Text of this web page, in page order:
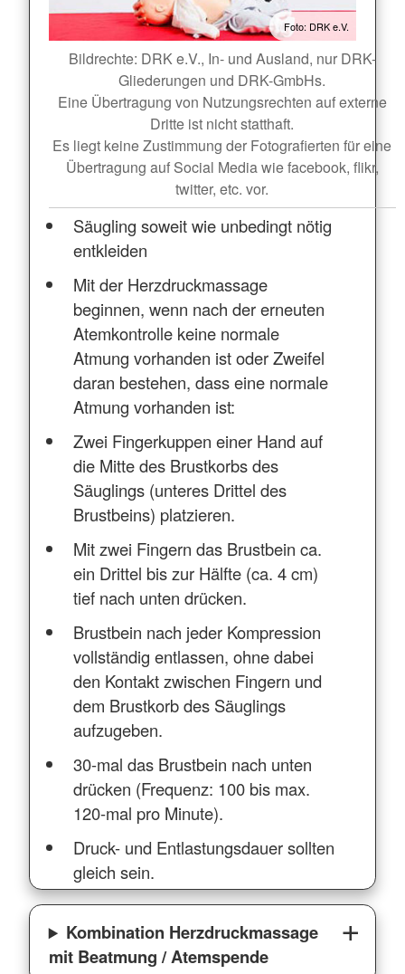
Foto: DRK e.V.
Bildrechte: DRK e.V., In- und Ausland, nur DRK-
Gliederungen und DRK-GmbHs.
Eine Übertragung von Nutzungsrechten auf externe
Dritte ist nicht statthaft.
Es liegt keine Zustimmung der Fotografierten für eine
Übertragung auf Social Media wie facebook, flikr,
twitter, etc. vor.
Säugling soweit wie unbedingt nötig
entkleiden
Mit der Herzdruckmassage
beginnen, wenn nach der erneuten
Atemkontrolle keine normale
Atmung vorhanden ist oder Zweifel
daran bestehen, dass eine normale
Atmung vorhanden ist:
Zwei Fingerkuppen einer Hand auf
die Mitte des Brustkorbs des
Säuglings (unteres Drittel des
Brustbeins) platzieren.
Mit zwei Fingern das Brustbein ca.
ein Drittel bis zur Hälfte (ca. 4 cm)
tief nach unten drücken.
Brustbein nach jeder Kompression
vollständig entlassen, ohne dabei
den Kontakt zwischen Fingern und
dem Brustkorb des Säuglings
aufzugeben.
30-mal das Brustbein nach unten
drücken (Frequenz: 100 bis max.
120-mal pro Minute).
Druck- und Entlastungsdauer sollten
gleich sein.
Kombination Herzdruckmassage
mit Beatmung / Atemspende